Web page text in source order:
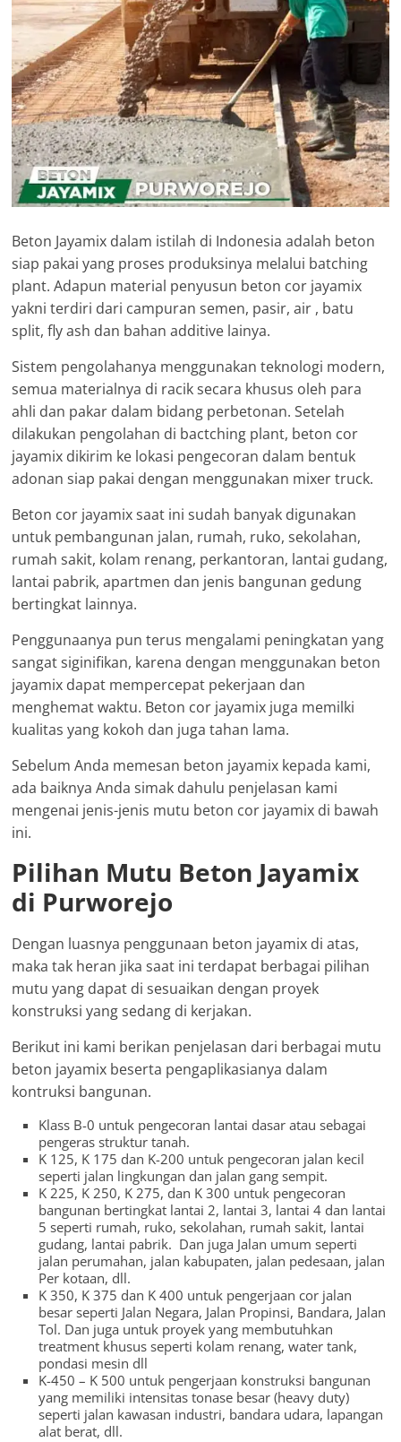
Beton Jayamix dalam istilah di Indonesia adalah beton
siap pakai yang proses produksinya melalui batching
plant. Adapun material penyusun beton cor jayamix
yakni terdiri dari campuran semen, pasir, air , batu
split, fly ash dan bahan additive lainya.
Sistem pengolahanya menggunakan teknologi modern,
semua materialnya di racik secara khusus oleh para
ahli dan pakar dalam bidang perbetonan. Setelah
dilakukan pengolahan di bactching plant, beton cor
jayamix dikirim ke lokasi pengecoran dalam bentuk
adonan siap pakai dengan menggunakan mixer truck.
Beton cor jayamix saat ini sudah banyak digunakan
untuk pembangunan jalan, rumah, ruko, sekolahan,
rumah sakit, kolam renang, perkantoran, lantai gudang,
lantai pabrik, apartmen dan jenis bangunan gedung
bertingkat lainnya.
Penggunaanya pun terus mengalami peningkatan yang
sangat siginifikan, karena dengan menggunakan beton
jayamix dapat mempercepat pekerjaan dan
menghemat waktu. Beton cor jayamix juga memilki
kualitas yang kokoh dan juga tahan lama.
Sebelum Anda memesan beton jayamix kepada kami,
ada baiknya Anda simak dahulu penjelasan kami
mengenai jenis-jenis mutu beton cor jayamix di bawah
ini.
Pilihan Mutu Beton Jayamix
di Purworejo
Dengan luasnya penggunaan beton jayamix di atas,
maka tak heran jika saat ini terdapat berbagai pilihan
mutu yang dapat di sesuaikan dengan proyek
konstruksi yang sedang di kerjakan.
Berikut ini kami berikan penjelasan dari berbagai mutu
beton jayamix beserta pengaplikasianya dalam
kontruksi bangunan.
Klass B-0 untuk pengecoran lantai dasar atau sebagai
pengeras struktur tanah.
K 125, K 175 dan K-200 untuk pengecoran jalan kecil
seperti jalan lingkungan dan jalan gang sempit.
K 225, K 250, K 275, dan K 300 untuk pengecoran
bangunan bertingkat lantai 2, lantai 3, lantai 4 dan lantai
5 seperti rumah, ruko, sekolahan, rumah sakit, lantai
gudang, lantai pabrik. Dan juga Jalan umum seperti
jalan perumahan, jalan kabupaten, jalan pedesaan, jalan
Per kotaan, dll.
K 350, K 375 dan K 400 untuk pengerjaan cor jalan
besar seperti Jalan Negara, Jalan Propinsi, Bandara, Jalan
Tol. Dan juga untuk proyek yang membutuhkan
treatment khusus seperti kolam renang, water tank,
pondasi mesin dll
K-450 – K 500 untuk pengerjaan konstruksi bangunan
yang memiliki intensitas tonase besar (heavy duty)
seperti jalan kawasan industri, bandara udara, lapangan
alat berat, dll.